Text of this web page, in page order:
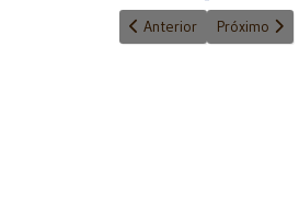
Artigo anterior: Convite:
Anterior Próximo
Próximo